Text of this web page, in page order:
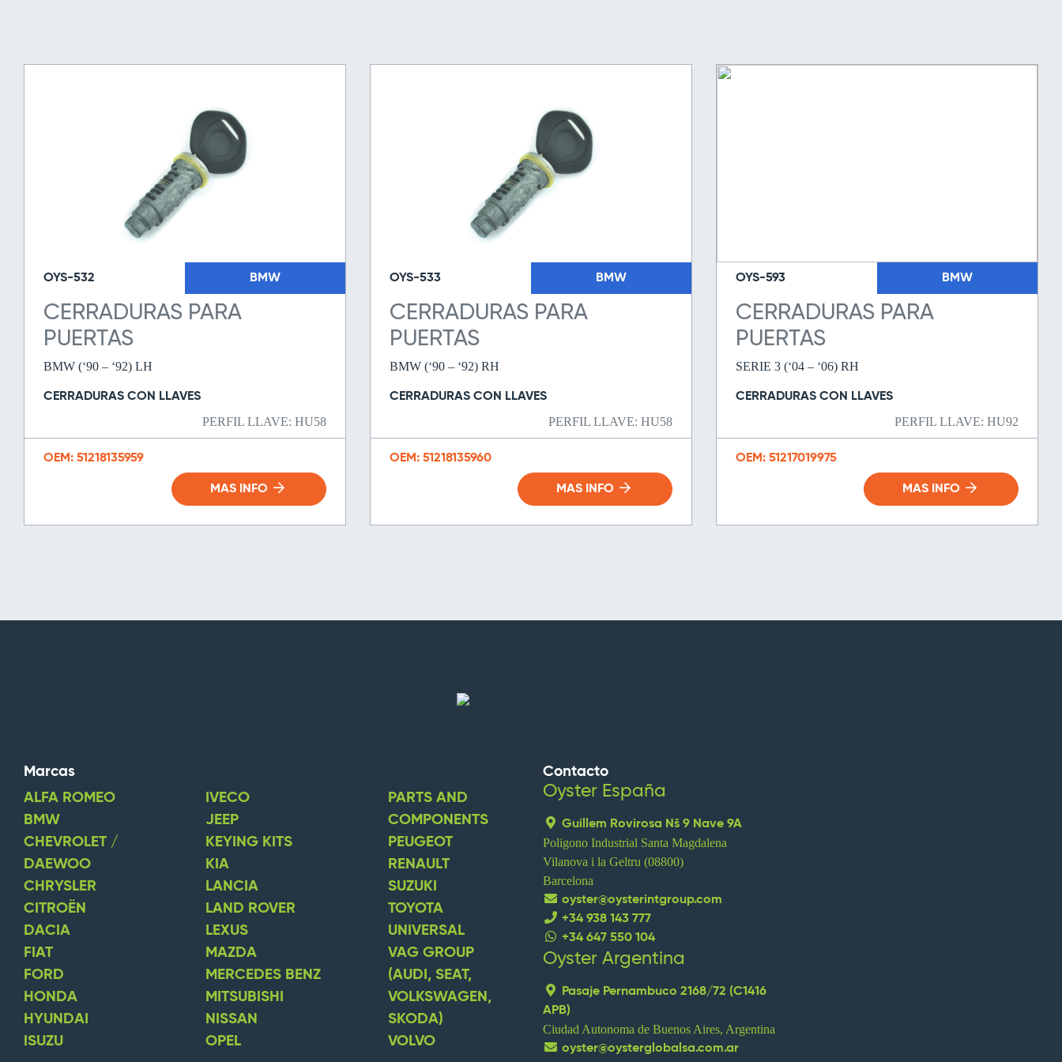
BMW
OYS-532
CERRADURAS PARA
PUERTAS
BMW (‘90 – ‘92) LH
CERRADURAS CON LLAVES
PERFIL LLAVE: HU58
OEM: 51218135959
MAS INFO
BMW
OYS-533
CERRADURAS PARA
PUERTAS
BMW (‘90 – ‘92) RH
CERRADURAS CON LLAVES
PERFIL LLAVE: HU58
OEM: 51218135960
MAS INFO
BMW
OYS-593
CERRADURAS PARA
PUERTAS
SERIE 3 (‘04 – ‘06) RH
CERRADURAS CON LLAVES
PERFIL LLAVE: HU92
OEM: 51217019975
MAS INFO
Marcas
ALFA ROMEO
BMW
CHEVROLET /
DAEWOO
CHRYSLER
CITROËN
DACIA
FIAT
FORD
HONDA
HYUNDAI
ISUZU
IVECO
JEEP
KEYING KITS
KIA
LANCIA
LAND ROVER
LEXUS
MAZDA
MERCEDES BENZ
MITSUBISHI
NISSAN
OPEL
PARTS AND
COMPONENTS
PEUGEOT
RENAULT
SUZUKI
TOYOTA
UNIVERSAL
VAG GROUP
(AUDI, SEAT,
VOLKSWAGEN,
SKODA)
VOLVO
Contacto
Oyster España
Guillem Rovirosa Nš 9 Nave 9A
Poligono Industrial Santa Magdalena
Vilanova i la Geltru (08800)
Barcelona
oyster@oysterintgroup.com
+34 938 143 777
+34 647 550 104
replica watches replique montre
Oyster Argentina
Pasaje Pernambuco 2168/72 (C1416
APB)
Ciudad Autonoma de Buenos Aires, Argentina
oyster@oysterglobalsa.com.ar